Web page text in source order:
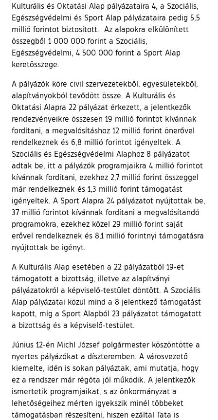
Kulturális és Oktatási Alap pályázataira 4, a Szociális,
Egészségvédelmi és Sport Alap pályázataira pedig 5,5
millió forintot biztosított. Az alapokra elkülönített
összegből 1 000 000 forint a Szociális,
Egészségvédelmi, 4 500 000 forint a Sport Alap
keretösszege.
A pályázók köre civil szervezetekből, egyesületekből,
alapítványokból tevődött össze. A Kulturális és
Oktatási Alapra 22 pályázat érkezett, a jelentkezők
rendezvényeikre összesen 19 millió forintot kívánnak
fordítani, a megvalósításhoz 12 millió forint önerővel
rendelkeznek és 6,8 millió forintot igényeltek. A
Szociális és Egészségvédelmi Alaphoz 8 pályázatot
adtak be, itt a pályázók programjaikra 4 millió forintot
kívánnak fordítani, ezekhez 2,7 millió forint összeggel
már rendelkeznek és 1,3 millió forint támogatást
igényeltek. A Sport Alapra 24 pályázatot nyújtottak be,
37 millió forintot kívánnak fordítani a megvalósítandó
programokra, ezekhez közel 29 millió forint saját
erővel rendelkeznek és 8,1 millió forintnyi támogatásra
nyújtottak be igényt.
A Kulturális Alap esetében a 22 pályázatból 19-et
támogatott a bizottság, illetve az alapítványi
pályázatokról a képviselő-testület döntött. A Szociális
Alap pályázatai közül mind a 8 jelentkező támogatást
kapott, míg a Sport Alapból 23 pályázatot támogatott
a bizottság és a képviselő-testület.
Június 12-én Michl József polgármester köszöntötte a
nyertes pályázókat a díszteremben. A városvezető
kiemelte, idén is sokan pályáztak, ami mutatja, hogy
ez a rendszer már régóta jól működik. A jelentkezők
ismertetik programjaikat, s az önkormányzat a
lehetőségeihez mérten igyekszik minél többeket
támogatásban részesíteni, hiszen ezáltal Tata is